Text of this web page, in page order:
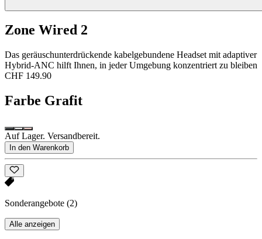
Zone Wired 2
Das geräuschunterdrückende kabelgebundene Headset mit adaptiver
Hybrid-ANC hilft Ihnen, in jeder Umgebung konzentriert zu bleiben
CHF 149.90
Farbe Grafit
Auf Lager. Versandbereit.
In den Warenkorb
Sonderangebote (2)
Alle anzeigen